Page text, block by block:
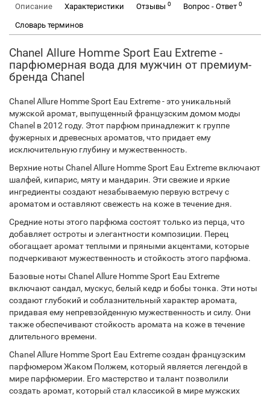
Описание Характеристики Отзывы 0 Вопрос - Ответ 0
Словарь терминов
Chanel Allure Homme Sport Eau Extreme -
парфюмерная вода для мужчин от премиум-
бренда Chanel
Chanel Allure Homme Sport Eau Extreme - это уникальный
мужской аромат, выпущенный французским домом моды
Chanel в 2012 году. Этот парфюм принадлежит к группе
фужерных и древесных ароматов, что придает ему
исключительную глубину и мужественность.
Верхние ноты Chanel Allure Homme Sport Eau Extreme включают
шалфей, кипарис, мяту и мандарин. Эти свежие и яркие
ингредиенты создают незабываемую первую встречу с
ароматом и оставляют свежесть на коже в течение дня.
Средние ноты этого парфюма состоят только из перца, что
добавляет остроты и элегантности композиции. Перец
обогащает аромат теплыми и пряными акцентами, которые
подчеркивают мужественность и стойкость этого парфюма.
Базовые ноты Chanel Allure Homme Sport Eau Extreme
включают сандал, мускус, белый кедр и бобы тонка. Эти ноты
создают глубокий и соблазнительный характер аромата,
придавая ему непревзойденную мужественность и силу. Они
также обеспечивают стойкость аромата на коже в течение
длительного времени.
Chanel Allure Homme Sport Eau Extreme создан французским
парфюмером Жаком Полжем, который является легендой в
мире парфюмерии. Его мастерство и талант позволили
создать аромат, который стал классикой в мире мужских